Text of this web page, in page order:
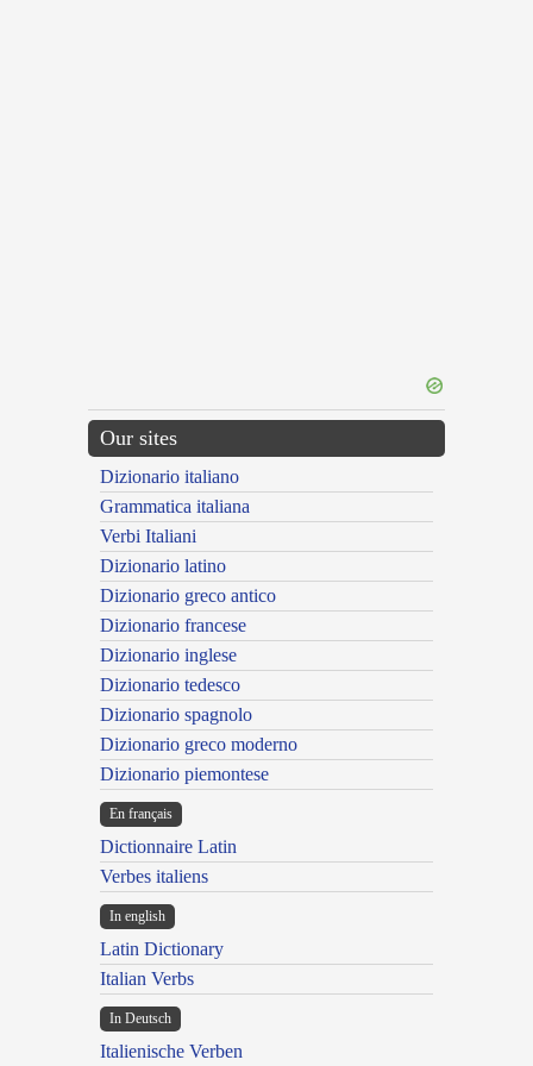
Our sites
Dizionario italiano
Grammatica italiana
Verbi Italiani
Dizionario latino
Dizionario greco antico
Dizionario francese
Dizionario inglese
Dizionario tedesco
Dizionario spagnolo
Dizionario greco moderno
Dizionario piemontese
En français
Dictionnaire Latin
Verbes italiens
In english
Latin Dictionary
Italian Verbs
In Deutsch
Italienische Verben